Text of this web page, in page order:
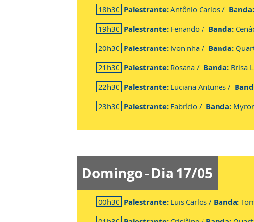
18h30 Palestrante: Antônio Carlos / Banda:
19h30 Palestrante: Fenando / Banda:
20h30 Palestrante: Ivoninha / Banda:
21h30 Palestrante: Rosana / Banda: Brisa
22h30 Palestrante: Luciana Antunes /
23h30 Palestrante: Fabrício / Banda:
Domingo - Dia 17/05
00h30 Palestrante: Luis Carlos / Banda: